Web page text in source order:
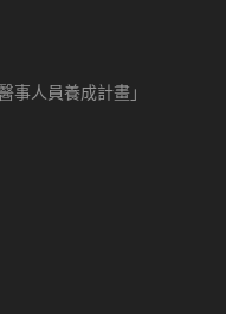
事人員養成計畫」